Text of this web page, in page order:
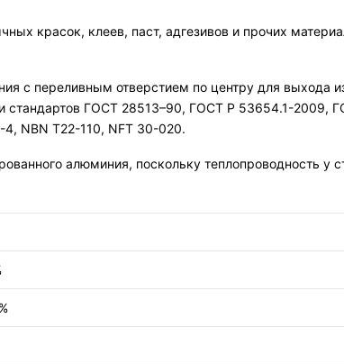
красок, клеев, паст, адгезивов и прочих
с переливным отверстием по центру для выхода
стандартов ГОСТ 28513–90, ГОСТ Р 53654.1-2009,
4, NBN T22-110, NFT 30-020.
алюминия, поскольку теплопроводность у